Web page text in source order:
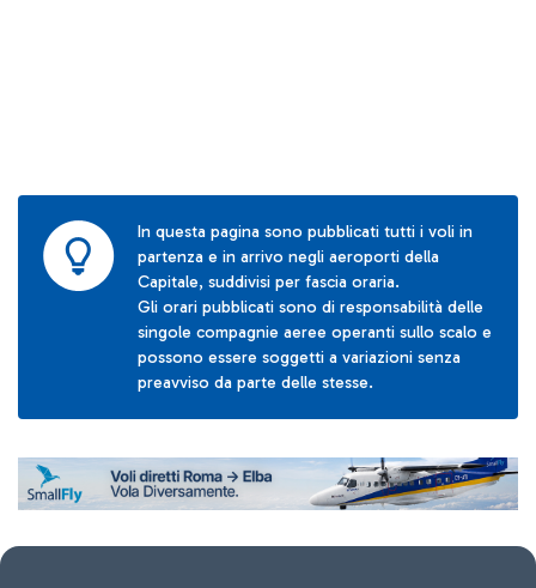
In questa pagina sono pubblicati tutti i voli in
partenza e in arrivo negli aeroporti della
Capitale, suddivisi per fascia oraria.
Gli orari pubblicati sono di responsabilità delle
singole compagnie aeree operanti sullo scalo e
possono essere soggetti a variazioni senza
preavviso da parte delle stesse.